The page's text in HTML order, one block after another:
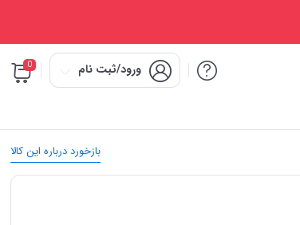
ورود/ثبت نام 0
بازخورد درباره این کالا